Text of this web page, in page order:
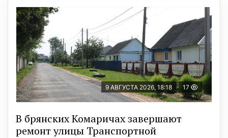
9 АВГУСТА 2026, 18:18 17
В брянских Комаричах завершают
ремонт улицы Транспортной